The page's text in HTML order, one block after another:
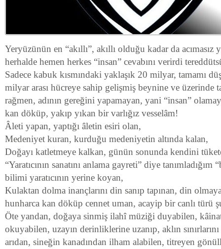
Yeryüzünün en “akıllı”, akıllı olduğu kadar da acımasız
herhalde hemen herkes “insan” cevabını verirdi
Sadece kabuk kısmındaki yaklaşık 20 milyar, tamamı
milyar arası hücreye sahip gelişmiş beynine ve üzerinde
rağmen, adının gereğini yapamayan, yani “insan”
kan döküp, yakıp yıkan bir varlığız vesselâm!
Âleti yapan, yaptığı âletin esiri olan,
Medeniyet kuran, kurduğu medeniyetin altında kalan,
Doğayı katletmeye kalkan, günün sonunda kendini
“Yaratıcının sanatını anlama gayreti” diye
bilimi yaratıcının yerine koyan,
Kulaktan dolma inançlarını din sanıp tapınan, din
hunharca kan döküp cennet uman, acayip bir canlı türü
Öte yandan, doğaya sinmiş ilahî müziği duyabilen,
okuyabilen, uzayın derinliklerine uzanıp, aklın
arıdan, sineğin kanadından ilham alabilen, titreyen